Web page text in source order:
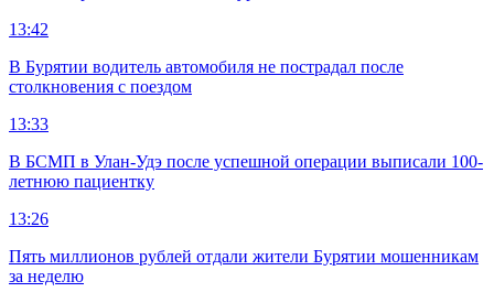
13:42
В Бурятии водитель автомобиля не пострадал после
столкновения с поездом
13:33
В БСМП в Улан-Удэ после успешной операции выписали 100-
летнюю пациентку
13:26
Пять миллионов рублей отдали жители Бурятии мошенникам
за неделю